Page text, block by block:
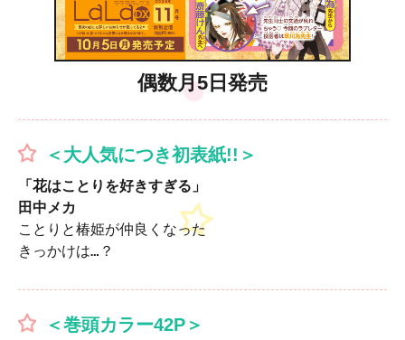
偶数月5日発売
＜大人気につき初表紙!!＞
「花はことりを好きすぎる」
田中メカ
ことりと椿姫が仲良くなった
きっかけは…？
＜巻頭カラー42P＞